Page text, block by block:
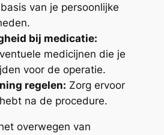
van je persoonlijke
bij medicatie:
medicijnen die je
voor de operatie.
regelen: Zorg ervoor
na de procedure.
overwegen van